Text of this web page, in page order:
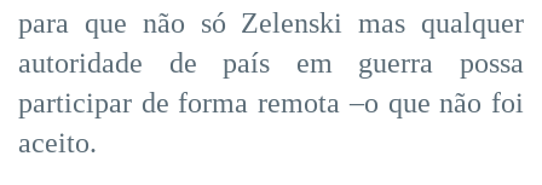
para que não só Zelenski mas qualquer
autoridade de país em guerra possa
participar de forma remota –o que não foi
aceito.